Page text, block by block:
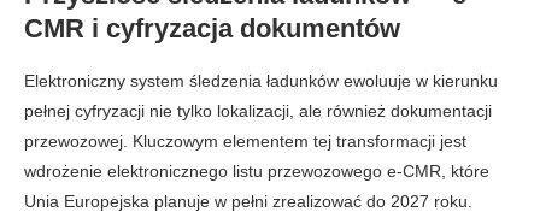
CMR i cyfryzacja dokumentów
Elektroniczny system śledzenia ładunków ewoluuje w kierunku
pełnej cyfryzacji nie tylko lokalizacji, ale również dokumentacji
przewozowej. Kluczowym elementem tej transformacji jest
wdrożenie elektronicznego listu przewozowego e-CMR, które
Unia Europejska planuje w pełni zrealizować do 2027 roku.